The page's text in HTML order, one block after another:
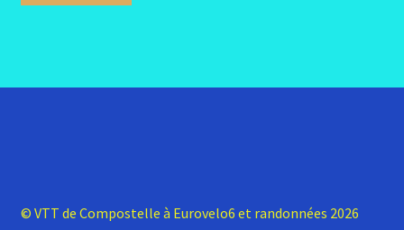
Eurovelo6
© VTT de Compostelle à Eurovelo6 et randonnées 2026